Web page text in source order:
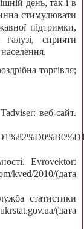
день, так і в
стимулювати
підтримки,
сприяти
торгівля;
веб-сайт.
Еvrovektor:
2010/(дата
статистики
(дата